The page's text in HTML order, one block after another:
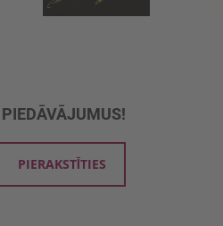
PIERAKSTĪTIES